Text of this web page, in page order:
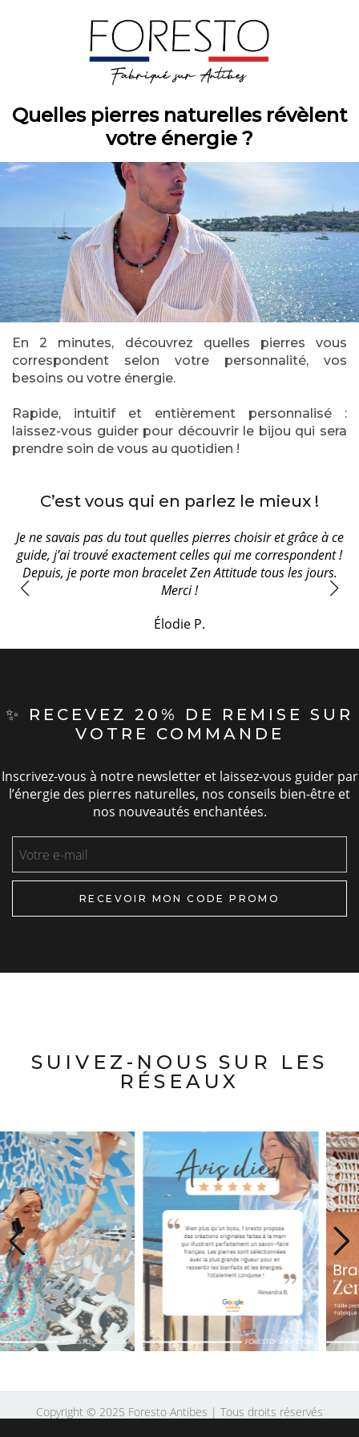
Quelles pierres naturelles révèlent
votre énergie ?
En 2 minutes, découvrez quelles pierres vous
correspondent selon votre personnalité, vos
besoins ou votre énergie.
Rapide, intuitif et entièrement personnalisé :
laissez-vous guider pour découvrir le bijou qui sera
prendre soin de vous au quotidien !
C’est vous qui en parlez le mieux !
Je ne savais pas du tout quelles pierres choisir et grâce à ce
guide, j’ai trouvé exactement celles qui me correspondent !
Depuis, je porte mon bracelet Zen Attitude tous les jours.
Merci !
Élodie P.
✨ RECEVEZ 20% DE REMISE SUR
VOTRE COMMANDE
Inscrivez-vous à notre newsletter et laissez-vous guider par
l’énergie des pierres naturelles, nos conseils bien-être et
nos nouveautés enchantées.
RECEVOIR MON CODE PROMO
SUIVEZ-NOUS SUR LES
RÉSEAUX
Copyright © 2025 Foresto Antibes | Tous droits réservés